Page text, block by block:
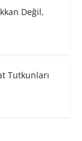
Değil,
Tutkunları